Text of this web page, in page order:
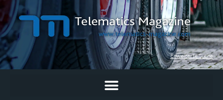
Zum
Inhalt
springen
Erweiterte Suche